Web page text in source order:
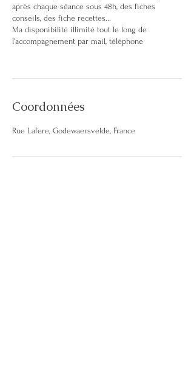
après chaque séance sous 48h, des fiches
conseils, des fiche recettes...
Ma disponibilité illimité tout le long de
l'accompagnement par mail, téléphone
Coordonnées
Rue Lafere, Godewaersvelde, France